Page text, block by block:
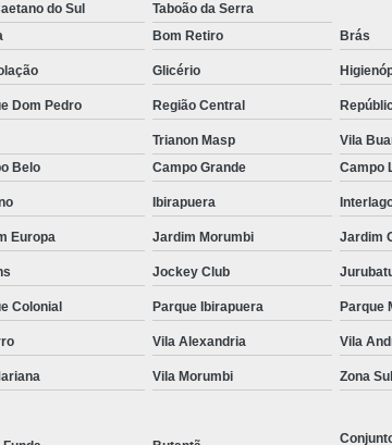
do Sul
Taboão da Serra
Bom Retiro Brás
Glicério
Dom Pedro Região Central
Trianon Masp
Vila
Belo Campo Grande Campo
Ibirapuera
Europa Jardim Morumbi Jardim
Jockey Club
Colonial Parque Ibirapuera Parque
Vila Alexandria Vila
Vila Morumbi Zona Sul